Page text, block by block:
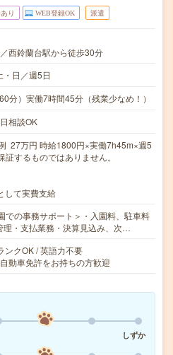
り WEB登録OK 派遣
西鈴蘭台駅から徒歩30分
・日／週5日
分）実働7時間45分（残業少なめ！）
相談OK
27万円 時給1800円×実働7h45m×週5
するものではありません。
して実費支給
での事務サポート＞・入園料、駐車料
理・支払業務・決算見込み、次…
ンクOK / 英語力不要
動車免許をお持ちの方歓迎
しずか